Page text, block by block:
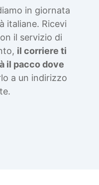
in giornata
italiane. Ricevi
il servizio di
il corriere ti
il pacco dove
a un indirizzo